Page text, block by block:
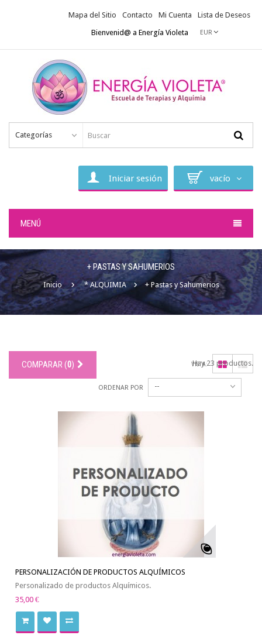
Bienvenid@ a Energía Violeta EUR
Mapa del Sitio Contacto Mi Cuenta Lista de Deseos
Categorías
vacío
Iniciar sesión
MENÚ
+ PASTAS Y SAHUMERIOS
Inicio * ALQUIMIA + Pastas y Sahumerios
Hay 23 productos.
COMPARAR (0) VISTA:
ORDENAR POR --
PERSONALIZACIÓN DE PRODUCTOS ALQUÍMICOS
Personalizado de productos Alquímicos.
35,00 €